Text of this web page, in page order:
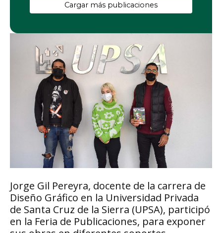
Jorge Gil Pereyra, docente de la carrera de
Diseño Gráfico en la Universidad Privada
de Santa Cruz de la Sierra (UPSA), participó
en la Feria de Publicaciones, para exponer
Cargar más publicaciones